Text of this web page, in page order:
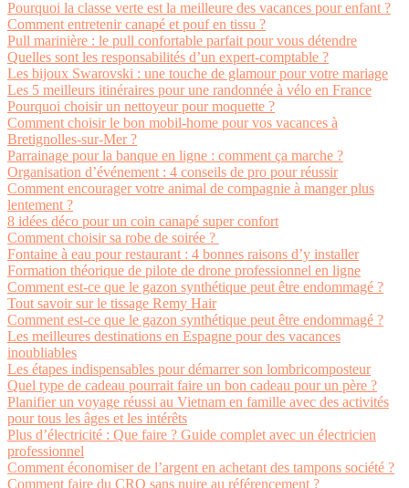
Pourquoi la classe verte est la meilleure des vacances pour enfant ?
Comment entretenir canapé et pouf en tissu ?
Pull marinière : le pull confortable parfait pour vous détendre
Quelles sont les responsabilités d’un expert-comptable ?
Les bijoux Swarovski : une touche de glamour pour votre mariage
Les 5 meilleurs itinéraires pour une randonnée à vélo en France
Pourquoi choisir un nettoyeur pour moquette ?
Comment choisir le bon mobil-home pour vos vacances à
Bretignolles-sur-Mer ?
Parrainage pour la banque en ligne : comment ça marche ?
Organisation d’événement : 4 conseils de pro pour réussir
Comment encourager votre animal de compagnie à manger plus
lentement ?
8 idées déco pour un coin canapé super confort
Comment choisir sa robe de soirée ?
Fontaine à eau pour restaurant : 4 bonnes raisons d’y installer
Formation théorique de pilote de drone professionnel en ligne
Comment est-ce que le gazon synthétique peut être endommagé ?
Tout savoir sur le tissage Remy Hair
Comment est-ce que le gazon synthétique peut être endommagé ?
Les meilleures destinations en Espagne pour des vacances
inoubliables
Les étapes indispensables pour démarrer son lombricomposteur
Quel type de cadeau pourrait faire un bon cadeau pour un père ?
Planifier un voyage réussi au Vietnam en famille avec des activités
pour tous les âges et les intérêts
Plus d’électricité : Que faire ? Guide complet avec un électricien
professionnel
Comment économiser de l’argent en achetant des tampons société ?
Comment faire du CRO sans nuire au référencement ?